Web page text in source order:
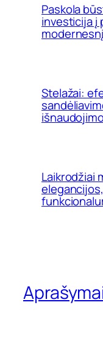
Paskola
investicija į
Stelažai:
Laikrodžiai